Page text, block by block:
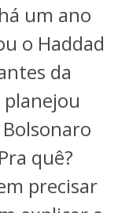
um ano
o Haddad
da
planejou
quê?
precisar